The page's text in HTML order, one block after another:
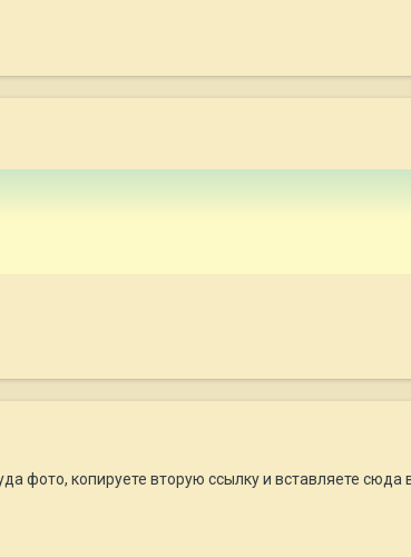
фото, копируете вторую ссылку и вставляете сюда